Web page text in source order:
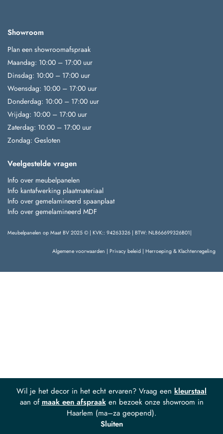
Wil je het decor in het echt ervaren? Vraag een kleurstaal
aan of maak een afspraaken bezoek onze showroom in
Haarlem (ma–za geopend).
Sluiten
Showroom
Plan een showroomafspraak
Maandag: 10:00 – 17:00 uur
Dinsdag: 10:00 – 17:00 uur
Woensdag: 10:00 – 17:00 uur
Donderdag: 10:00 – 17:00 uur
Vrijdag: 10:00 – 17:00 uur
Zaterdag: 10:00 – 17:00 uur
Zondag: Gesloten
Veelgestelde vragen
Info over meubelpanelen
Info kantafwerking plaatmateriaal
Info over gemelamineerd spaanplaat
Info over gemelamineerd MDF
Meubelpanelen op Maat BV 2025 © | KVK:: 94263326 | BTW: NL866699326B01|
Algemene voorwaarden | Privacy beleid | Herroeping & Klachtenregeling